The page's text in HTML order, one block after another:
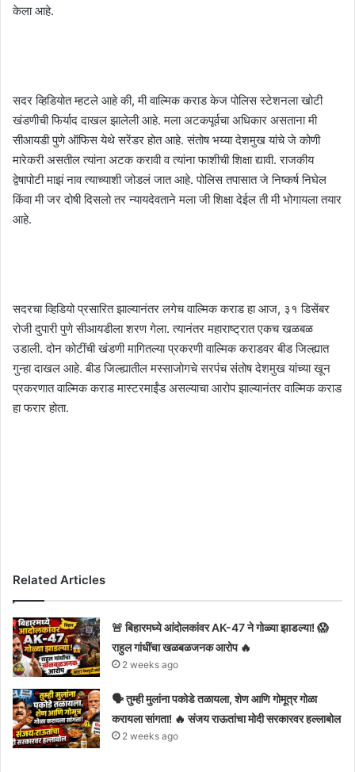
केला आहे.
सदर व्हिडियोत म्हटले आहे की, मी वाल्मिक कराड केज पोलिस स्टेशनला खोटी
खंडणीची फिर्याद दाखल झालेली आहे. मला अटकपूर्वचा अधिकार असताना मी
सीआयडी पुणे ऑफिस येथे सरेंडर होत आहे. संतोष भय्या देशमुख यांचे जे कोणी
मारेकरी असतील त्यांना अटक करावी व त्यांना फाशीची शिक्षा द्यावी. राजकीय
द्वेषापोटी माझं नाव त्याच्याशी जोडलं जात आहे. पोलिस तपासात जे निष्कर्ष निघेल
किंवा मी जर दोषी दिसलो तर न्यायदेवताने मला जी शिक्षा देईल ती मी भोगायला तयार
आहे.
सदरचा व्हिडियो प्रसारित झाल्यानंतर लगेच वाल्मिक कराड हा आज, ३१ डिसेंबर
रोजी दुपारी पुणे सीआयडीला शरण गेला. त्यानंतर महाराष्ट्रात एकच खळबळ
उडाली. दोन कोटींची खंडणी मागितल्या प्रकरणी वाल्मिक कराडवर बीड जिल्ह्यात
गुन्हा दाखल आहे. बीड जिल्ह्यातील मस्साजोगचे सरपंच संतोष देशमुख यांच्या खून
प्रकरणात वाल्मिक कराड मास्टरमाईंड असल्याचा आरोप झाल्यानंतर वाल्मिक कराड
हा फरार होता.
Related Articles
🚨 बिहारमध्ये आंदोलकांवर AK-47 ने गोळ्या झाडल्या! 😱
राहुल गांधींचा खळबळजनक आरोप 🔥
2 weeks ago
🗣️ तुम्ही मुलांना पकोडे तळायला, शेण आणि गोमूत्र गोळा
करायला सांगता! 🔥 संजय राऊतांचा मोदी सरकारवर हल्लाबोल
2 weeks ago